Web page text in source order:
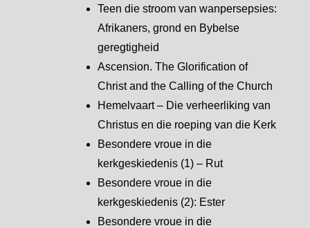
Teen die stroom van wanpersepsies:
Afrikaners, grond en Bybelse
geregtigheid
Ascension. The Glorification of
Christ and the Calling of the Church
Hemelvaart – Die verheerliking van
Christus en die roeping van die Kerk
Besondere vroue in die
kerkgeskiedenis (1) – Rut
Besondere vroue in die
kerkgeskiedenis (2): Ester
Besondere vroue in die